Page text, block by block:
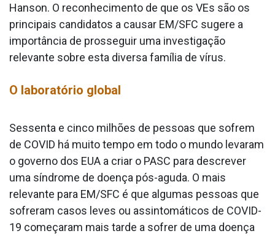
Hanson. O reconhecimento de que os VEs são os
principais candidatos a causar EM/SFC sugere a
importância de prosseguir uma investigação
relevante sobre esta diversa família de vírus.
O laboratório global
Sessenta e cinco milhões de pessoas que sofrem
de COVID há muito tempo em todo o mundo levaram
o governo dos EUA a criar o PASC para descrever
uma síndrome de doença pós-aguda. O mais
relevante para EM/SFC é que algumas pessoas que
sofreram casos leves ou assintomáticos de COVID-
19 começaram mais tarde a sofrer de uma doença